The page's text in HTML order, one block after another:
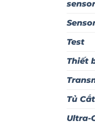
sensor
Test
Thiết
Tủ
Ultra-